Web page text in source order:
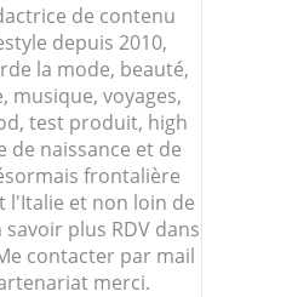
de contenu
depuis 2010,
la mode, beauté,
musique, voyages,
test produit, high
de naissance et de
frontalière
l'Italie et non loin de
savoir plus RDV dans
contacter par mail
merci.